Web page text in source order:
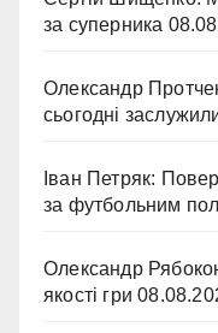
за суперника
Олександр
сьогодні
Іван Петряк:
за футбольним
Олександр
якості гри